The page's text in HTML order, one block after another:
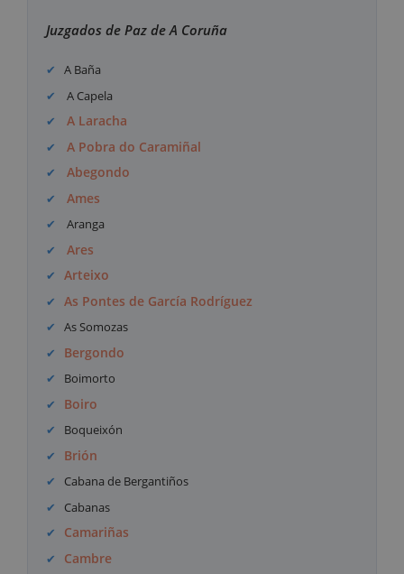
Juzgados de Paz de A Coruña
A Baña
A Capela
A Laracha
A Pobra do Caramiñal
Abegondo
Ames
Aranga
Ares
Arteixo
As Pontes de García Rodríguez
As Somozas
Bergondo
Boimorto
Boiro
Boqueixón
Brión
Cabana de Bergantiños
Cabanas
Camariñas
Cambre